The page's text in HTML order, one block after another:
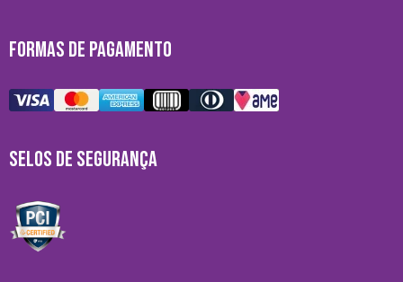
FORMAS DE PAGAMENTO
SELOS DE SEGURANÇA